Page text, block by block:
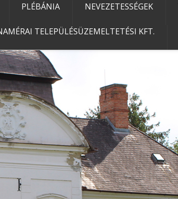
PLÉBÁNIA NEVEZETESSÉGEK
TELEPÜLÉSÜZEMELTETÉSI KFT.